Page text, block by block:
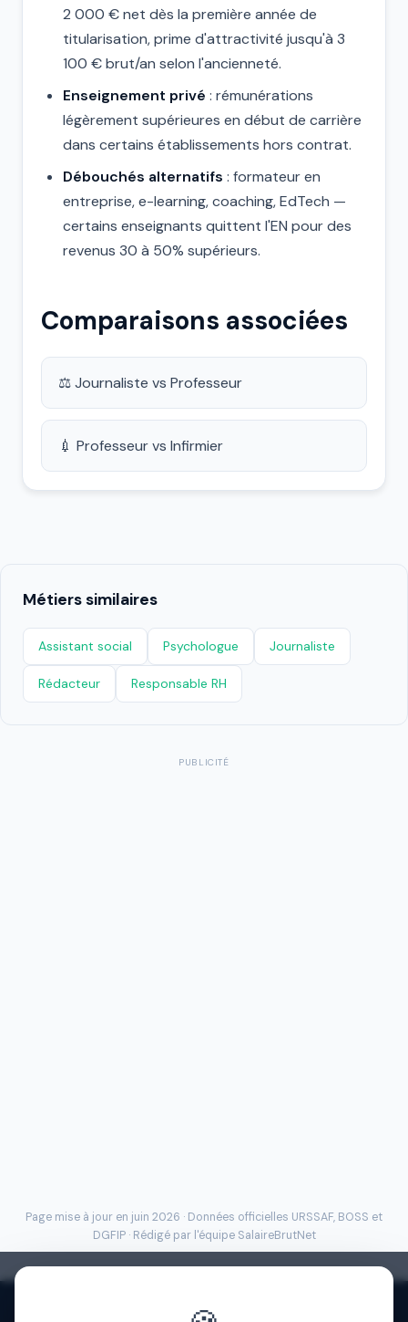
2 000 € net dès la première année de
titularisation, prime d'attractivité jusqu'à 3
100 € brut/an selon l'ancienneté.
Enseignement privé : rémunérations
légèrement supérieures en début de carrière
dans certains établissements hors contrat.
Débouchés alternatifs : formateur en
entreprise, e-learning, coaching, EdTech —
certains enseignants quittent l'EN pour des
revenus 30 à 50% supérieurs.
Comparaisons associées
⚖️ Journaliste vs Professeur
💉 Professeur vs Infirmier
Métiers similaires
Assistant social Psychologue Journaliste
Rédacteur Responsable RH
PUBLICITÉ
Page mise à jour en juin 2026 · Données officielles URSSAF, BOSS et
DGFIP · Rédigé par l'équipe SalaireBrutNet
Politique de confidentialité